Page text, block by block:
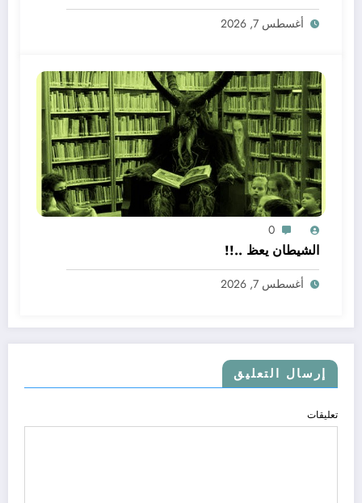
أغسطس 7, 2026
0
الشيطان يعظ ..!!
أغسطس 7, 2026
إرسال التعليق
تعليقات